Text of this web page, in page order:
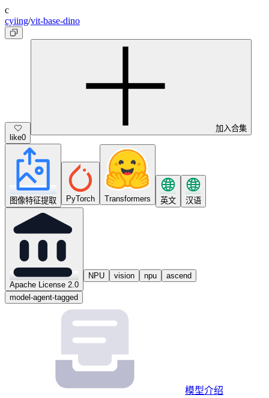
c
cyiing/vit-base-dino
like0
加入合集
图像特征提取 PyTorch Transformers 英文 汉语
Apache License 2.0
NPU vision npu ascend
model-agent-tagged
模型介绍